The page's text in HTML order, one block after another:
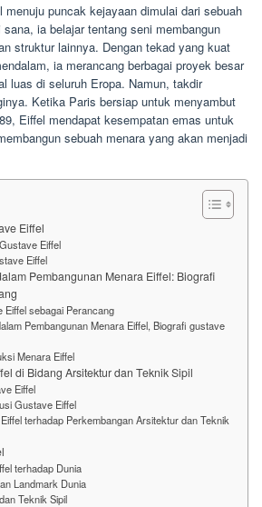
menuju puncak kejayaan dimulai dari sebuah
ia belajar tentang seni membangun
struktur lainnya. Dengan tekad yang kuat
ia merancang berbagai proyek besar
luas di seluruh Eropa. Namun, takdir
Ketika Paris bersiap untuk menyambut
Eiffel mendapat kesempatan emas untuk
sebuah menara yang akan menjadi
Eiffel
Eiffel
Eiffel
Pembangunan Menara Eiffel: Biografi
Eiffel sebagai Perancang
Pembangunan Menara Eiffel, Biografi gustave
Menara Eiffel
di Bidang Arsitektur dan Teknik Sipil
Eiffel
Gustave Eiffel
terhadap Perkembangan Arsitektur dan Teknik
terhadap Dunia
Landmark Dunia
Teknik Sipil